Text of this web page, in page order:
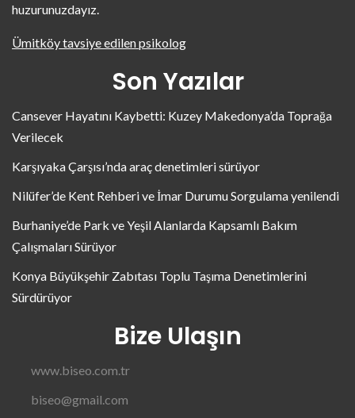
huzurunuzdayız.
Ümitköy tavsiye edilen psikolog
Son Yazılar
Cansever Hayatını Kaybetti: Kuzey Makedonya’da Toprağa
Verilecek
Karşıyaka Çarşısı’nda araç denetimleri sürüyor
Nilüfer’de Kent Rehberi ve İmar Durumu Sorgulama yenilendi
Burhaniye’de Park ve Yeşil Alanlarda Kapsamlı Bakım
Çalışmaları Sürüyor
Konya Büyükşehir Zabıtası Toplu Taşıma Denetimlerini
Sürdürüyor
Bize Ulaşın
www.biseo.com.tr
biseo@gmail.com